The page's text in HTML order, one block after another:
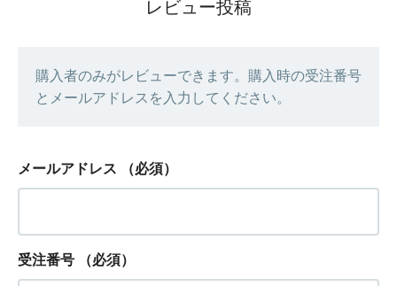
レビュー投稿
購入者のみがレビューできます。購入時の受注番号
とメールアドレスを入力してください。
メールアドレス （必須）
受注番号 （必須）